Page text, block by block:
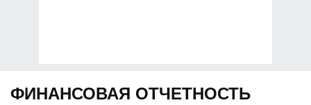
ФИНАНСОВАЯ ОТЧЕТНОСТЬ